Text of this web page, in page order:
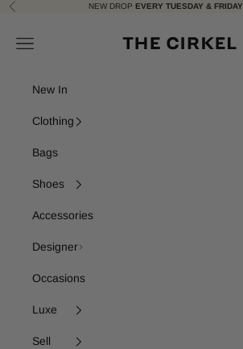
Skip to content
Previous NEW DROP EVERY TUESDAY & FRIDAY
Navigation menu
New In
Clothing
Bags
Shoes
Accessories
Designer
Occasions
Luxe
Sell